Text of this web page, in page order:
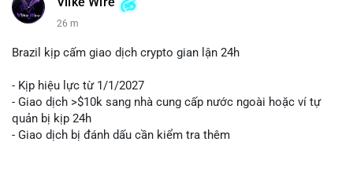
26 m
Brazil kịp cấm giao dịch crypto gian lận 24h
- Kịp hiệu lực từ 1/1/2027
- Giao dịch >$10k sang nhà cung cấp nước ngoài hoặc ví tự
quản bị kịp 24h
- Giao dịch bị đánh dấu cần kiểm tra thêm